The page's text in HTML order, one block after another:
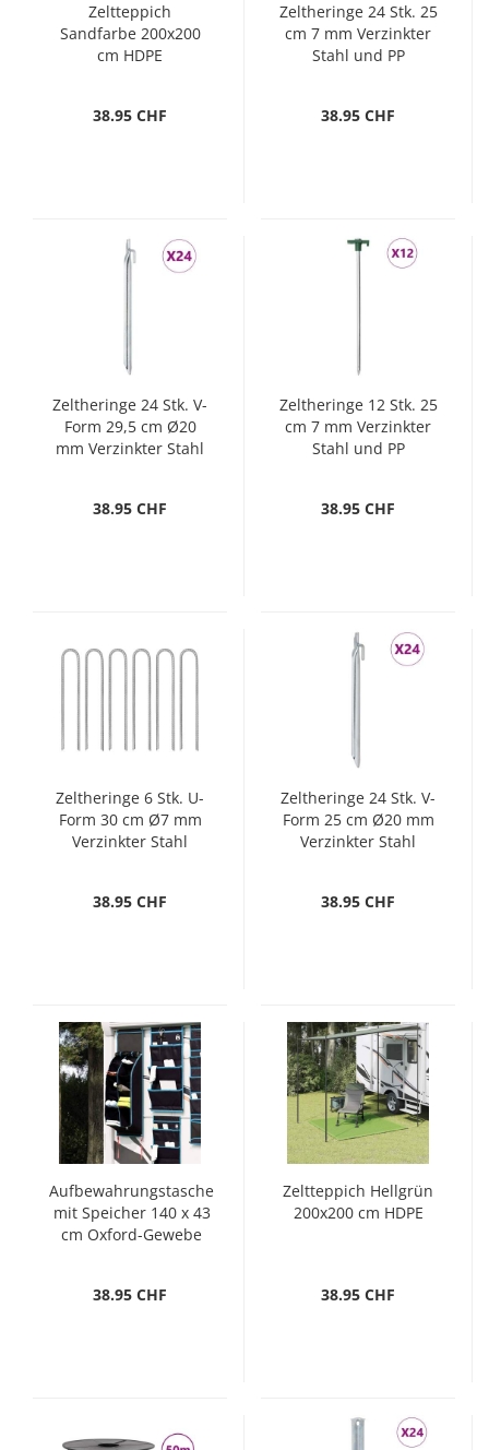
Zeltteppich
Sandfarbe 200x200
cm HDPE
38.95 CHF
Zeltheringe 24 Stk. 25
cm 7 mm Verzinkter
Stahl und PP
38.95 CHF
Zeltheringe 24 Stk. V-
Form 29,5 cm Ø20
mm Verzinkter Stahl
38.95 CHF
Zeltheringe 12 Stk. 25
cm 7 mm Verzinkter
Stahl und PP
38.95 CHF
Zeltheringe 6 Stk. U-
Form 30 cm Ø7 mm
Verzinkter Stahl
38.95 CHF
Zeltheringe 24 Stk. V-
Form 25 cm Ø20 mm
Verzinkter Stahl
38.95 CHF
Aufbewahrungstasche
mit Speicher 140 x 43
cm Oxford-Gewebe
38.95 CHF
Zeltteppich Hellgrün
200x200 cm HDPE
38.95 CHF